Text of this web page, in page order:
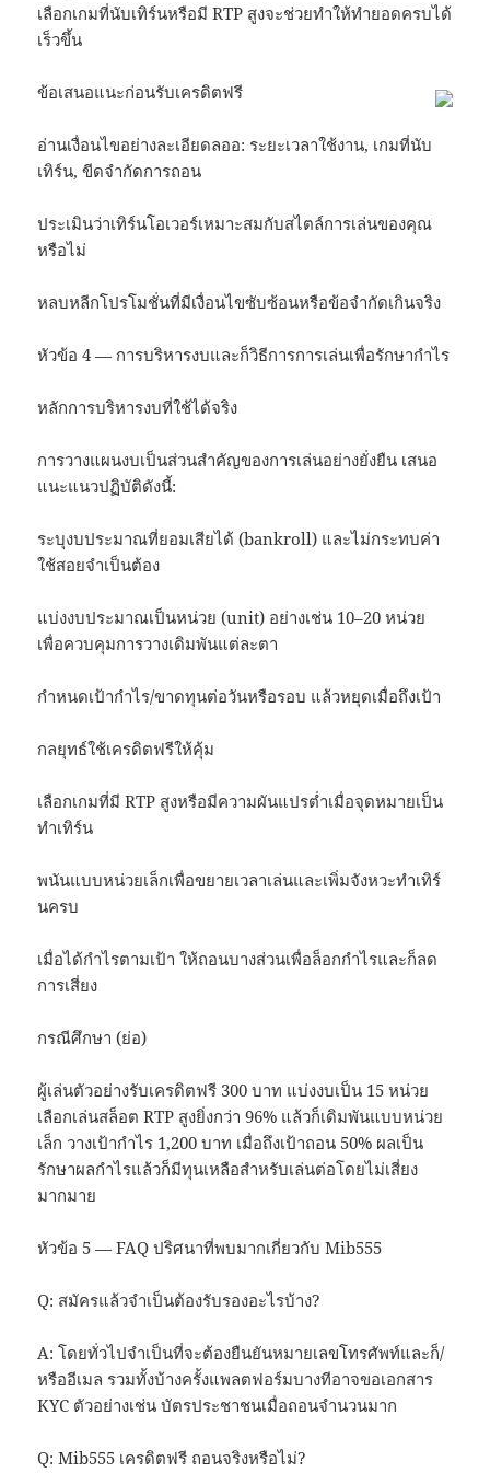
เลือกเกมที่นับเทิร์นหรือมี RTP สูงจะช่วยทำให้ทำยอดครบได้
เร็วขึ้น
ข้อเสนอแนะก่อนรับเครดิตฟรี
อ่านเงื่อนไขอย่างละเอียดลออ: ระยะเวลาใช้งาน, เกมที่นับ
เทิร์น, ขีดจำกัดการถอน
ประเมินว่าเทิร์นโอเวอร์เหมาะสมกับสไตล์การเล่นของคุณ
หรือไม่
หลบหลีกโปรโมชั่นที่มีเงื่อนไขซับซ้อนหรือข้อจำกัดเกินจริง
หัวข้อ 4 — การบริหารงบและก็วิธีการการเล่นเพื่อรักษากำไร
หลักการบริหารงบที่ใช้ได้จริง
การวางแผนงบเป็นส่วนสำคัญของการเล่นอย่างยั่งยืน เสนอ
แนะแนวปฏิบัติดังนี้:
ระบุงบประมาณที่ยอมเสียได้ (bankroll) และไม่กระทบค่า
ใช้สอยจำเป็นต้อง
แบ่งงบประมาณเป็นหน่วย (unit) อย่างเช่น 10–20 หน่วย
เพื่อควบคุมการวางเดิมพันแต่ละตา
กำหนดเป้ากำไร/ขาดทุนต่อวันหรือรอบ แล้วหยุดเมื่อถึงเป้า
กลยุทธ์ใช้เครดิตฟรีให้คุ้ม
เลือกเกมที่มี RTP สูงหรือมีความผันแปรต่ำเมื่อจุดหมายเป็น
ทำเทิร์น
พนันแบบหน่วยเล็กเพื่อขยายเวลาเล่นและเพิ่มจังหวะทำเทิร์
นครบ
เมื่อได้กำไรตามเป้า ให้ถอนบางส่วนเพื่อล็อกกำไรและก็ลด
การเสี่ยง
กรณีศึกษา (ย่อ)
ผู้เล่นตัวอย่างรับเครดิตฟรี 300 บาท แบ่งงบเป็น 15 หน่วย
เลือกเล่นสล็อต RTP สูงยิ่งกว่า 96% แล้วก็เดิมพันแบบหน่วย
เล็ก วางเป้ากำไร 1,200 บาท เมื่อถึงเป้าถอน 50% ผลเป็น
รักษาผลกำไรแล้วก็มีทุนเหลือสำหรับเล่นต่อโดยไม่เสี่ยง
มากมาย
หัวข้อ 5 — FAQ ปริศนาที่พบมากเกี่ยวกับ Mib555
Q: สมัครแล้วจำเป็นต้องรับรองอะไรบ้าง?
A: โดยทั่วไปจำเป็นที่จะต้องยืนยันหมายเลขโทรศัพท์และก็/
หรืออีเมล รวมทั้งบ้างครั้งแพลตฟอร์มบางทีอาจขอเอกสาร
KYC ตัวอย่างเช่น บัตรประชาชนเมื่อถอนจำนวนมาก
Q: Mib555 เครดิตฟรี ถอนจริงหรือไม่?